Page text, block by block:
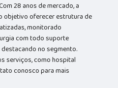
28 anos de mercado, a
objetivo oferecer estrutura de
monitorado
com todo suporte
no segmento.
serviços, como hospital
conosco para mais